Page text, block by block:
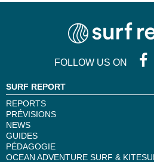
FOLLOW US ON
SURF REPORT
REPORTS
PRÉVISIONS
NEWS
GUIDES
PÉDAGOGIE
OCEAN ADVENTURE SURF &